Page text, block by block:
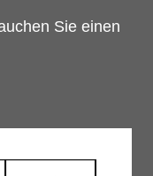
Sie einen